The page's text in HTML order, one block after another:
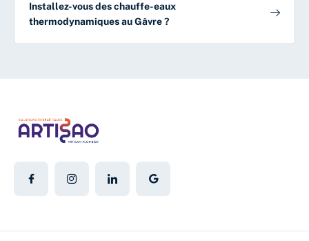
Installez-vous des chauffe-eaux
thermodynamiques au Gâvre ?